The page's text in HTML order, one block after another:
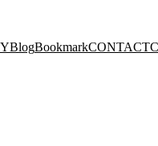
BlogBookmarkCONTACT